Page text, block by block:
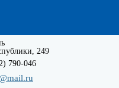
249
790-046